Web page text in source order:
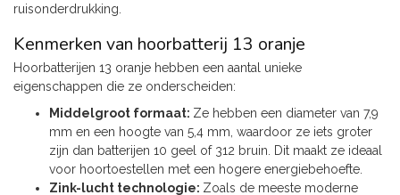
ruisonderdrukking.
Kenmerken van hoorbatterij 13 oranje
Hoorbatterijen 13 oranje hebben een aantal unieke
eigenschappen die ze onderscheiden:
Middelgroot formaat: Ze hebben een diameter van 7,9
mm en een hoogte van 5,4 mm, waardoor ze iets groter
zijn dan batterijen 10 geel of 312 bruin. Dit maakt ze ideaal
voor hoortoestellen met een hogere energiebehoefte.
Zink-lucht technologie: Zoals de meeste moderne